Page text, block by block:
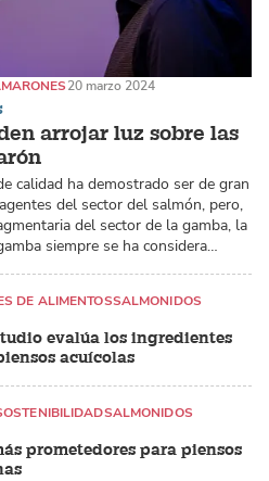
arrojar luz sobre las
20 marzo 2024
calidad ha demostrado ser de gran
del sector del salmón, pero,
del sector de la gamba, la
siempre se ha considera…
evalúa los ingredientes
acuícolas
DE ALIMENTOSSALMONIDOS
prometedores para piensos
SALMONIDOS